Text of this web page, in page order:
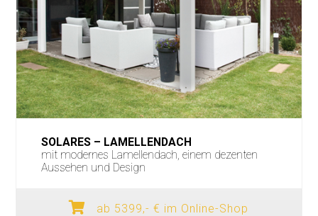
SOLARES – LAMELLENDACH
mit modernes Lamellendach, einem dezenten
Aussehen und Design
ab 5399,- € im Online-Shop